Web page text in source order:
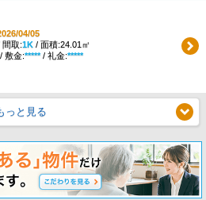
04/05
間取:1K/ 面積:24.01㎡
敷金:*****/ 礼金:*****
っと見る